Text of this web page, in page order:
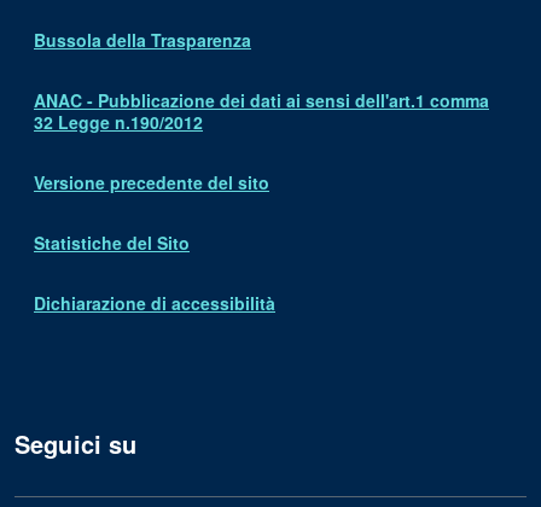
Bussola della Trasparenza
ANAC - Pubblicazione dei dati ai sensi dell'art.1 comma
32 Legge n.190/2012
Versione precedente del sito
Statistiche del Sito
Dichiarazione di accessibilità
Seguici su